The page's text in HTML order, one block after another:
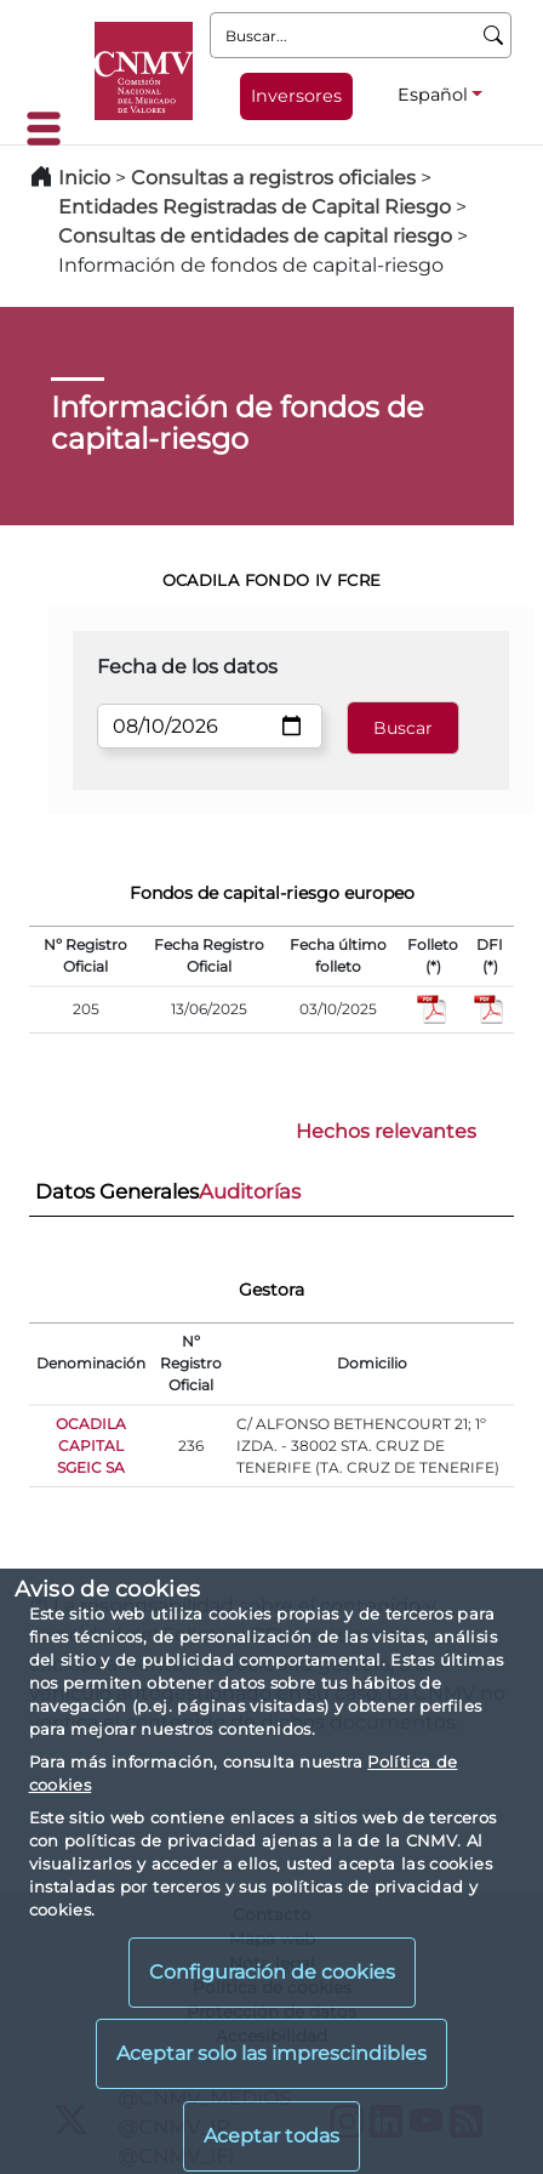
Aviso de cookies
Este sitio web utiliza cookies propias y de terceros para
fines técnicos, de personalización de las visitas, análisis
del sitio y de publicidad comportamental. Estas últimas
nos permiten obtener datos sobre tus hábitos de
navegación (p.ej. páginas visitadas) y obtener perfiles
para mejorar nuestros contenidos.
Para más información, consulta nuestra Política de
cookies
Este sitio web contiene enlaces a sitios web de terceros
con políticas de privacidad ajenas a la de la CNMV. Al
visualizarlos y acceder a ellos, usted acepta las cookies
instaladas por terceros y sus políticas de privacidad y
cookies.
Configuración de cookies
Buscar:
Inversores Español
Inicio > Consultas a registros oficiales >
Entidades Registradas de Capital Riesgo >
Consultas de entidades de capital riesgo >
Información de fondos de capital-riesgo
Información de fondos de
capital-riesgo
OCADILA FONDO IV FCRE
Fecha de los datos
Fondos de capital-riesgo europeo
Nº Registro
Oficial
Fecha Registro
Oficial
Fecha último
folleto
Folleto
(*)
DFI
(*)
205 13/06/2025 03/10/2025
Hechos relevantes
Datos GeneralesAuditorías
Gestora
Denominación
Nº
Registro
Oficial
Domicilio
OCADILA
CAPITAL
SGEIC SA
236
C/ ALFONSO BETHENCOURT 21; 1º
IZDA. - 38002 STA. CRUZ DE
TENERIFE (TA. CRUZ DE TENERIFE)
(*) La responsabilidad sobre el contenido y
veracidad del Folleto y DFI corresponde
exclusivamente a la sociedad gestora, o al
vehículo autogestionado en su caso. La CNMV no
verifica el contenido de dichos documentos.
Mapa web
Nota legal
Política de cookies
Protección de datos
X@CNMV_MEDIOS
@CNMV_IP